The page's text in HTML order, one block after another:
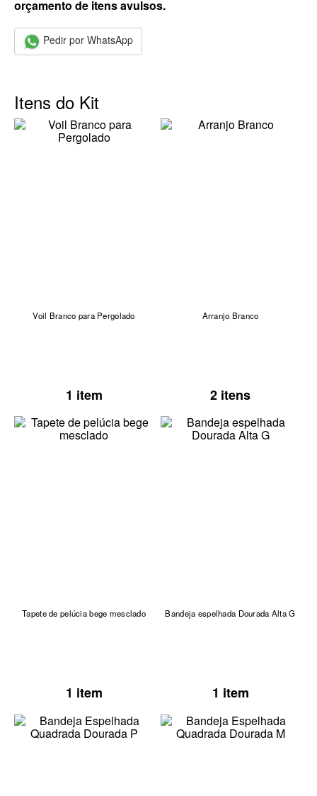
orçamento de itens avulsos.
Pedir por WhatsApp
Itens do Kit
Voil Branco para Pergolado
1 item
Arranjo Branco
2 itens
Tapete de pelúcia bege mesclado
1 item
Bandeja espelhada Dourada Alta G
1 item